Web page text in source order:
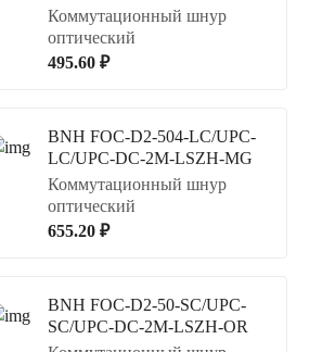
Коммутационный шнур
оптический
495.60 ₽
BNH FOC-D2-504-LC/UPC-
LC/UPC-DC-2M-LSZH-MG
Коммутационный шнур
оптический
655.20 ₽
BNH FOC-D2-50-SC/UPC-
SC/UPC-DC-2M-LSZH-OR